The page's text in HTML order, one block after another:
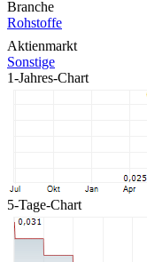
Branche
Rohstoffe
Aktienmarkt
Sonstige
1-Jahres-Chart
5-Tage-Chart